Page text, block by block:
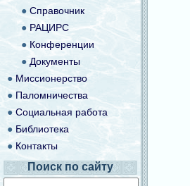
● Справочник
● РАЦИРС
● Конференции
● Документы
●Миссионерство
● Паломничества
●Социальная работа
● Библиотека
● Контакты
Поиск по сайту